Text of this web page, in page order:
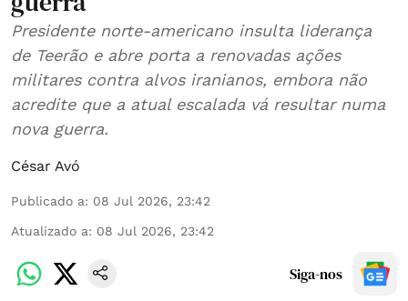
Presidente norte-americano insulta liderança
de Teerão e abre porta a renovadas ações
militares contra alvos iranianos, embora não
acredite que a atual escalada vá resultar numa
nova guerra.
César Avó
Publicado a: 08 Jul 2026, 23:42
Atualizado a: 08 Jul 2026, 23:42
Siga-nos